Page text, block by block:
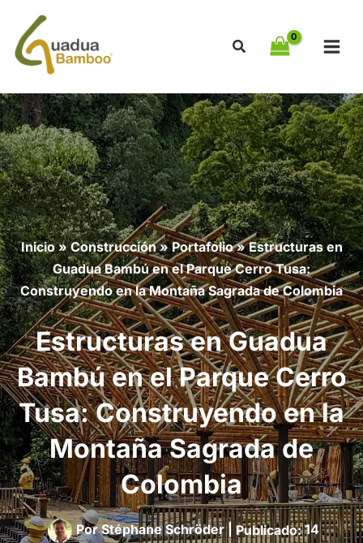
contenido
Inicio»Construcción»Portafolio»Estructuras en
Guadua Bambú en el Parque Cerro Tusa:
Construyendo en la Montaña Sagrada de Colombia
Estructuras en Guadua
Bambú en el Parque Cerro
Tusa: Construyendo en la
Montaña Sagrada de
Colombia
Por Stéphane Schröder|
14